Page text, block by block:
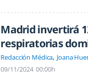
Madrid invertirá
respiratorias
Redacción Médica Joana
09/11/2024 00:00h